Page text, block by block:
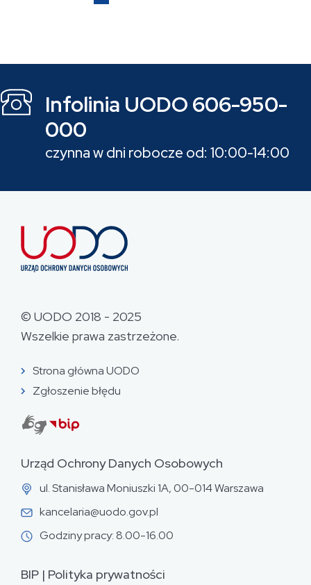
Infolinia UODO 606-950-
000
czynna w dni robocze od: 10:00-14:00
© UODO 2018 - 2025
Wszelkie prawa zastrzeżone.
Strona główna UODO
Zgłoszenie błędu
Urząd Ochrony Danych Osobowych
ul. Stanisława Moniuszki 1A, 00-014 Warszawa
kancelaria@uodo.gov.pl
Godziny pracy: 8.00-16.00
BIP | Polityka prywatności